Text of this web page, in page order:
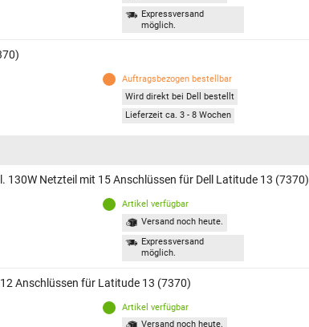
Expressversand
möglich.
Auftragsbezogen bestellbar
Wird direkt bei Dell bestellt
Lieferzeit ca. 3 - 8 Wochen
130W Netzteil mit 15 Anschlüssen für Dell Latitude 13 (7370)
Artikel verfügbar
Versand noch heute.
Expressversand
möglich.
Anschlüssen für Latitude 13 (7370)
Artikel verfügbar
Versand noch heute.